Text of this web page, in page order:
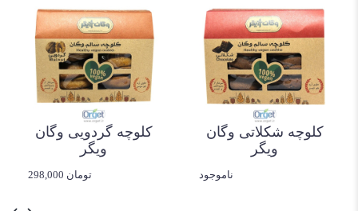
کلوچه گردویی وگان
ویگر
298,000 تومان
کلوچه شکلاتی وگان
ویگر
ناموجود